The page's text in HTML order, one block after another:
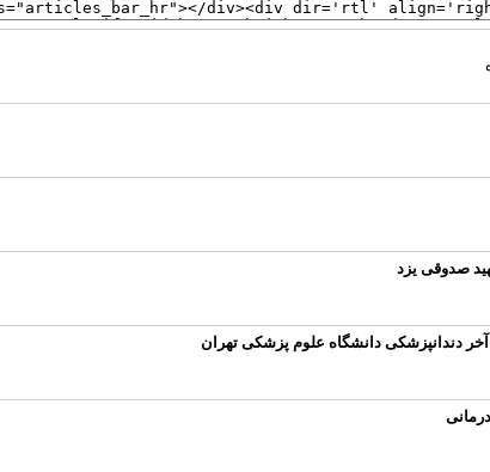
دندانپزشکی دانشگاه علوم پزشکی تهران